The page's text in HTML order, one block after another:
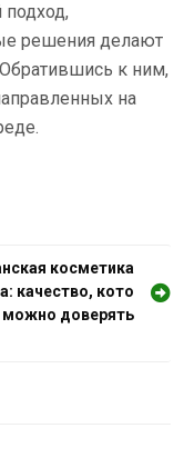
решения делают
к ним,
на
косметика
качество, кото
можно доверять